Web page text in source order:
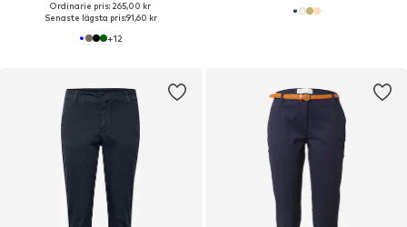
Ordinarie pris: 265,00 kr
Senaste lägsta pris:91,60 kr
+12